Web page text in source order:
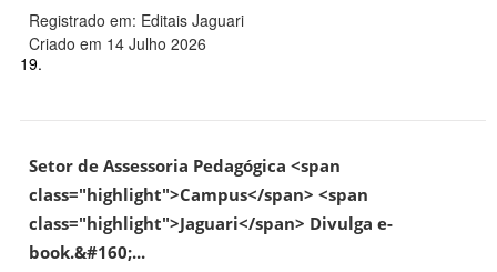
Registrado em: Editais Jaguari
Criado em 14 Julho 2026
19.
Setor de Assessoria Pedagógica <span
class="highlight">Campus</span> <span
class="highlight">Jaguari</span> Divulga e-
book.&#160;...